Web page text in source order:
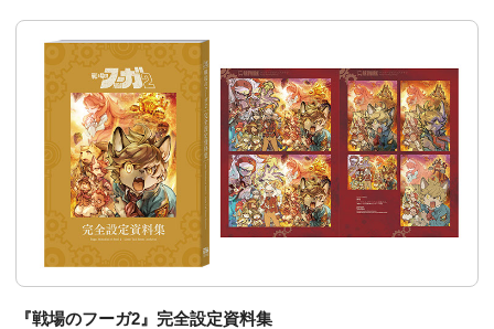
『戦場のフーガ2』完全設定資料集